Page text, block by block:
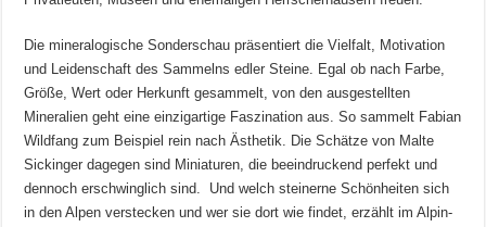
Die mineralogische Sonderschau präsentiert die Vielfalt, Motivation
und Leidenschaft des Sammelns edler Steine. Egal ob nach Farbe,
Größe, Wert oder Herkunft gesammelt, von den ausgestellten
Mineralien geht eine einzigartige Faszination aus. So sammelt Fabian
Wildfang zum Beispiel rein nach Ästhetik. Die Schätze von Malte
Sickinger dagegen sind Miniaturen, die beeindruckend perfekt und
dennoch erschwinglich sind. Und welch steinerne Schönheiten sich
in den Alpen verstecken und wer sie dort wie findet, erzählt im Alpin-